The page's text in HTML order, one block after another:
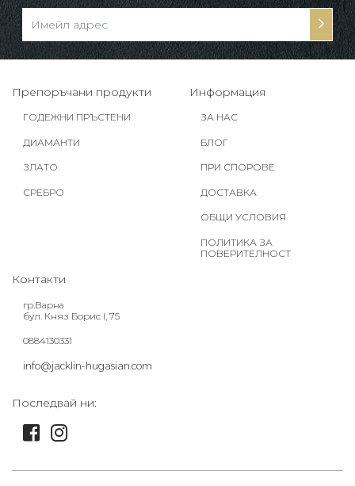
Препоръчани продукти
ГОДЕЖНИ ПРЪСТЕНИ
ДИАМАНТИ
ЗЛАТО
СРЕБРО
Информация
ЗА НАС
БЛОГ
ПРИ СПОРОВЕ
ДОСТАВКА
ОБЩИ УСЛОВИЯ
ПОЛИТИКА ЗА
ПОВЕРИТЕЛНОСТ
Контакти
гр.Варна
бул. Княз Борис I, 75
0884130331
info@jacklin-hugasian.com
Последвай ни: